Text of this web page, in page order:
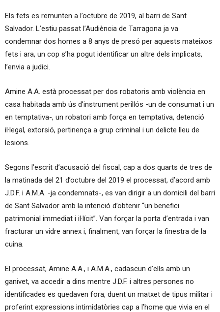
Els fets es remunten a l’octubre de 2019, al barri de Sant
Salvador. L’estiu passat l’Audiència de Tarragona ja va
condemnar dos homes a 8 anys de presó per aquests mateixos
fets i ara, un cop s’ha pogut identificar un altre dels implicats,
l’envia a judici.
Amine A.A. està processat per dos robatoris amb violència en
casa habitada amb ús d’instrument perillós -un de consumat i un
en temptativa-, un robatori amb força en temptativa, detenció
il·legal, extorsió, pertinença a grup criminal i un delicte lleu de
lesions.
Segons l’escrit d’acusació del fiscal, cap a dos quarts de tres de
la matinada del 21 d’octubre del 2019 el processat, d’acord amb
J.D.F. i A.M.A. -ja condemnats-, es van dirigir a un domicili del barri
de Sant Salvador amb la intenció d’obtenir “un benefici
patrimonial immediat i il·lícit”. Van forçar la porta d’entrada i van
fracturar un vidre annex i, finalment, van forçar la finestra de la
cuina.
El processat, Amine A.A., i A.M.A., cadascun d’ells amb un
ganivet, va accedir a dins mentre J.D.F. i altres persones no
identificades es quedaven fora, duent un matxet de tipus militar i
proferint expressions intimidatòries cap a l’home que vivia en el